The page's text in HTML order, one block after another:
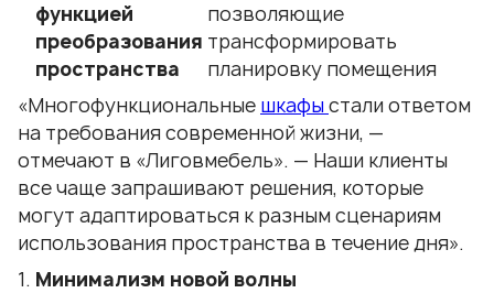
функцией
преобразования
пространства
позволяющие
трансформировать
планировку помещения
«Многофункциональные шкафыстали ответом
на требования современной жизни, —
отмечают в «Лиговмебель». — Наши клиенты
все чаще запрашивают решения, которые
могут адаптироваться к разным сценариям
использования пространства в течение дня».
Минимализм новой волны